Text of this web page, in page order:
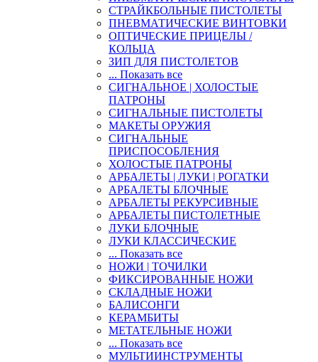
СТРАЙКБОЛЬНЫЕ ПИСТОЛЕТЫ
ПНЕВМАТИЧЕСКИЕ ВИНТОВКИ
ОПТИЧЕСКИЕ ПРИЦЕЛЫ /
КОЛЬЦА
ЗИП ДЛЯ ПИСТОЛЕТОВ
... Показать все
СИГНАЛЬНОЕ | ХОЛОСТЫЕ
ПАТРОНЫ
СИГНАЛЬНЫЕ ПИСТОЛЕТЫ
МАКЕТЫ ОРУЖИЯ
СИГНАЛЬНЫЕ
ПРИСПОСОБЛЕНИЯ
ХОЛОСТЫЕ ПАТРОНЫ
АРБАЛЕТЫ | ЛУКИ | РОГАТКИ
АРБАЛЕТЫ БЛОЧНЫЕ
АРБАЛЕТЫ РЕКУРСИВНЫЕ
АРБАЛЕТЫ ПИСТОЛЕТНЫЕ
ЛУКИ БЛОЧНЫЕ
ЛУКИ КЛАССИЧЕСКИЕ
... Показать все
НОЖИ | ТОЧИЛКИ
ФИКСИРОВАННЫЕ НОЖИ
СКЛАДНЫЕ НОЖИ
БАЛИСОНГИ
КЕРАМБИТЫ
МЕТАТЕЛЬНЫЕ НОЖИ
... Показать все
МУЛЬТИИНСТРУМЕНТЫ